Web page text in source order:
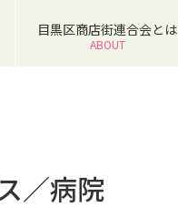
目黒区商店街連合会とは
ABOUT
／病院